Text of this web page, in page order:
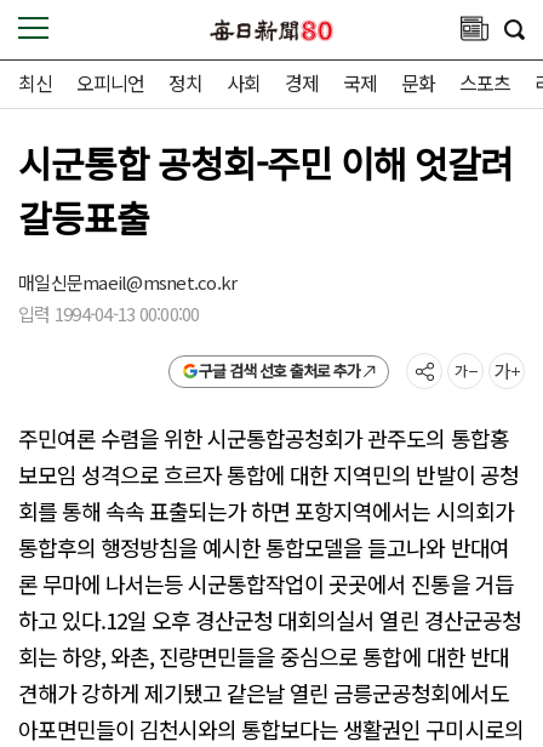
최신 오피니언 정치 사회 경제 국제 문화 스포츠
시군통합 공청회-주민 이해 엇갈려
갈등표출
매일신문maeil@msnet.co.kr
입력 1994-04-13 00:00:00
구글 검색 선호 출처로 추가
주민여론 수렴을 위한 시군통합공청회가 관주도의 통합홍
보모임 성격으로 흐르자 통합에 대한 지역민의 반발이 공청
회를 통해 속속 표출되는가 하면 포항지역에서는 시의회가
통합후의 행정방침을 예시한 통합모델을 들고나와 반대여
론 무마에 나서는등 시군통합작업이 곳곳에서 진통을 거듭
하고 있다.12일 오후 경산군청 대회의실서 열린 경산군공청
회는 하양, 와촌, 진량면민들을 중심으로 통합에 대한 반대
견해가 강하게 제기됐고 같은날 열린 금릉군공청회에서도
아포면민들이 김천시와의 통합보다는 생활권인 구미시로의